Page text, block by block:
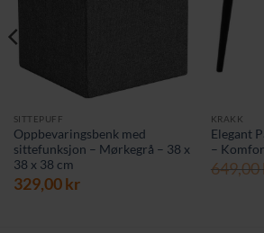
SITTEPUFF
Oppbevaringsbenk med
sittefunksjon – Mørkegrå – 38 x
38 x 38 cm
329,00kr
KRAKK
Elegant
–
649,00